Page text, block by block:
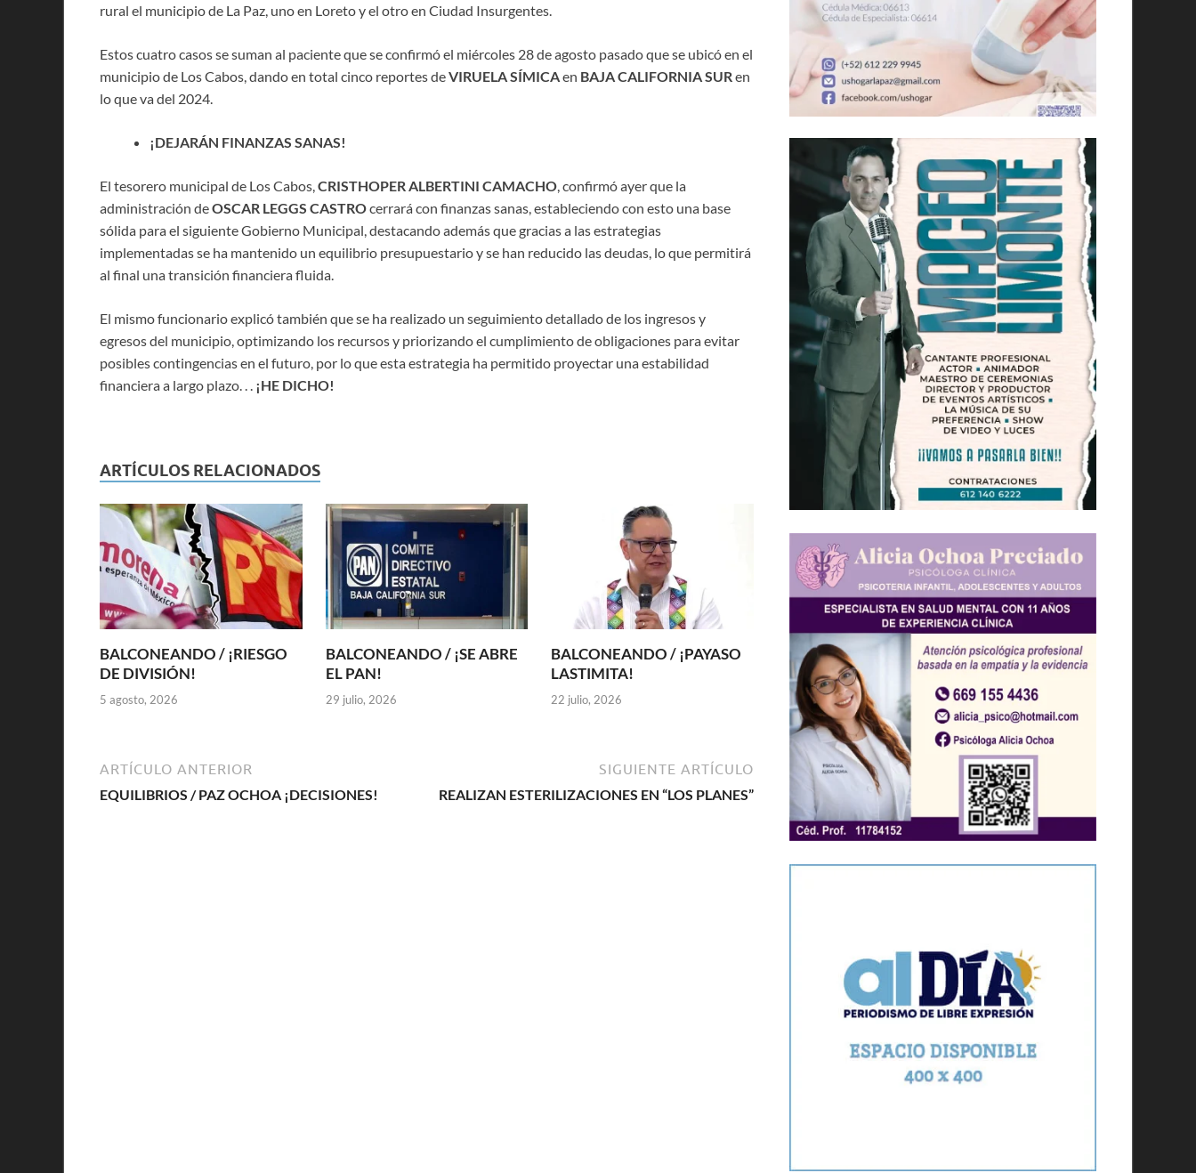
rural el municipio de La Paz, uno en Loreto y el otro en Ciudad Insurgentes.
Estos cuatro casos se suman al paciente que se confirmó el miércoles 28 de agosto pasado que se ubicó en el
municipio de Los Cabos, dando en total cinco reportes deVIRUELA SÍMICAen BAJA CALIFORNIA SURen
lo que va del 2024.
¡DEJARÁN FINANZAS SANAS!
El tesorero municipal de Los Cabos,CRISTHOPER ALBERTINI CAMACHO, confirmó ayer que la
administración deOSCAR LEGGS CASTROcerrará con finanzas sanas, estableciendo con esto una base
sólida para el siguiente Gobierno Municipal, destacando además que gracias a las estrategias
implementadas se ha mantenido un equilibrio presupuestario y se han reducido las deudas, lo que permitirá
al final una transición financiera fluida.
El mismo funcionario explicó también que se ha realizado un seguimiento detallado de los ingresos y
egresos del municipio, optimizando los recursos y priorizando el cumplimiento de obligaciones para evitar
posibles contingencias en el futuro, por lo que esta estrategia ha permitido proyectar una estabilidad
financiera a largo plazo. . . ¡HE DICHO!
ARTÍCULOS RELACIONADOS
BALCONEANDO / ¡RIESGO
DE DIVISIÓN!
5 agosto, 2026
BALCONEANDO / ¡SE ABRE
EL PAN!
29 julio, 2026
BALCONEANDO / ¡PAYASO
LASTIMITA!
22 julio, 2026
ARTÍCULO ANTERIOR
EQUILIBRIOS / PAZ OCHOA ¡DECISIONES!
SIGUIENTE ARTÍCULO
REALIZAN ESTERILIZACIONES EN “LOS PLANES”